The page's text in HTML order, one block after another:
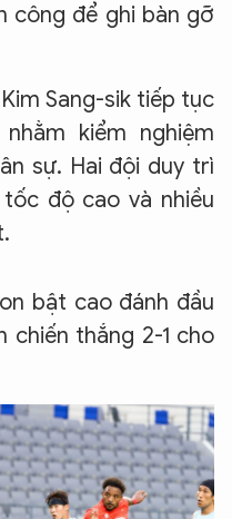
công để ghi bàn gỡ
Sang-sik tiếp tục
kiểm nghiệm
sự. Hai đội duy trì
độ cao và nhiều
bật cao đánh đầu
chiến thắng 2-1 cho